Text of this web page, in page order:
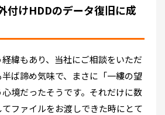
付けHDDのデータ復旧に成
緯もあり、当社にご相談をいただ
ば諦め気味で、まさに「一縷の望
境だったそうです。それだけに数
ファイルをお渡しできた時にとて